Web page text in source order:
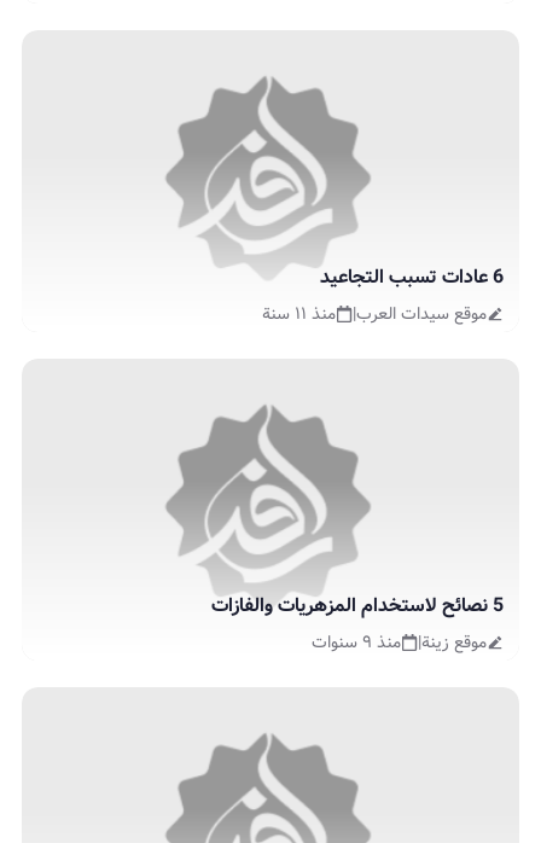
6 عادات تسبب التجاعيد
موقع سيدات العرب| منذ ١١ سنة
5 نصائح لاستخدام المزهريات والفازات
موقع زينة| منذ ٩ سنوات